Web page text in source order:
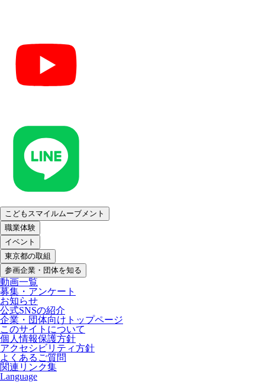
こどもスマイルムーブメント
職業体験
イベント
東京都の取組
参画企業・団体を知る
動画一覧
募集・アンケート
お知らせ
公式SNSの紹介
企業・団体向けトップページ
このサイトについて
個人情報保護方針
アクセシビリティ方針
よくあるご質問
関連リンク集
Language